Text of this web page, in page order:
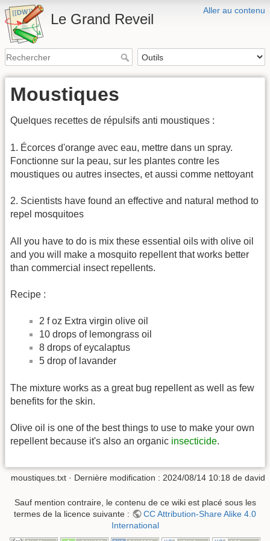
Aller au contenu
Le Grand Reveil
Moustiques
Quelques recettes de répulsifs anti moustiques :
1. Écorces d'orange avec eau, mettre dans un spray.
Fonctionne sur la peau, sur les plantes contre les
moustiques ou autres insectes, et aussi comme nettoyant
2. Scientists have found an effective and natural method to
repel mosquitoes
All you have to do is mix these essential oils with olive oil
and you will make a mosquito repellent that works better
than commercial insect repellents.
Recipe :
2 f oz Extra virgin olive oil
10 drops of lemongrass oil
8 drops of eycalaptus
5 drop of lavander
The mixture works as a great bug repellent as well as few
benefits for the skin.
Olive oil is one of the best things to use to make your own
repellent because it's also an organic insecticide.
moustiques.txt · Dernière modification : 2024/08/14 10:18 de david
Sauf mention contraire, le contenu de ce wiki est placé sous les
termes de la licence suivante :
CC Attribution-Share Alike 4.0
International